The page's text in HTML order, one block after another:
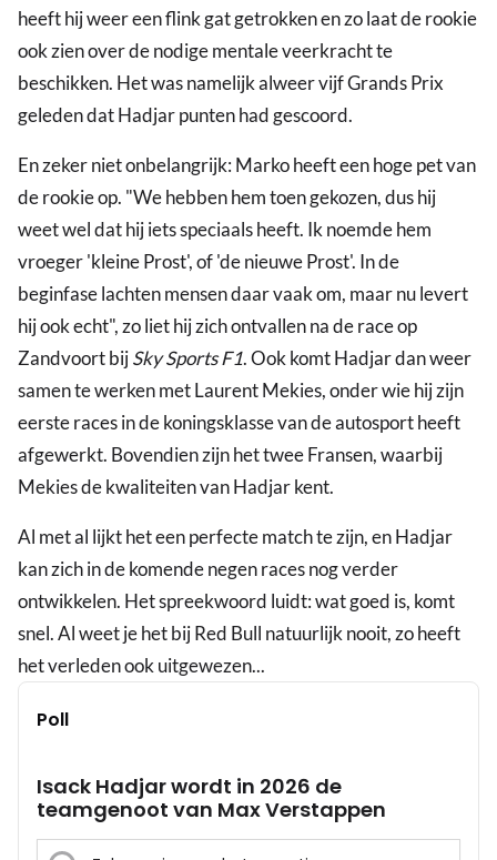
heeft hij weer een flink gat getrokken en zo laat de rookie
ook zien over de nodige mentale veerkracht te
beschikken. Het was namelijk alweer vijf Grands Prix
geleden dat Hadjar punten had gescoord.
En zeker niet onbelangrijk: Marko heeft een hoge pet van
de rookie op. "We hebben hem toen gekozen, dus hij
weet wel dat hij iets speciaals heeft. Ik noemde hem
vroeger 'kleine Prost', of 'de nieuwe Prost'. In de
beginfase lachten mensen daar vaak om, maar nu levert
hij ook echt", zo liet hij zich ontvallen na de race op
Zandvoort bijSky Sports F1. Ook komt Hadjar dan weer
samen te werken met Laurent Mekies, onder wie hij zijn
eerste races in de koningsklasse van de autosport heeft
afgewerkt. Bovendien zijn het twee Fransen, waarbij
Mekies de kwaliteiten van Hadjar kent.
Al met al lijkt het een perfecte match te zijn, en Hadjar
kan zich in de komende negen races nog verder
ontwikkelen. Het spreekwoord luidt: wat goed is, komt
snel. Al weet je het bij Red Bull natuurlijk nooit, zo heeft
het verleden ook uitgewezen...
Poll
Isack Hadjar wordt in 2026 de
teamgenoot van Max Verstappen